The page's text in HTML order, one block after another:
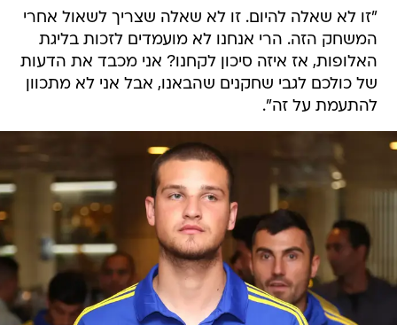
"זו לא שאלה להיום. זו לא שאלה שצריך לשאול אחרי
המשחק הזה. הרי אנחנו לא מועמדים לזכות בליגת
האלופות, אז איזה סיכון לקחנו? אני מכבד את הדעות
של כולכם לגבי שחקנים שהבאנו, אבל אני לא מתכוון
להתעמת על זה".